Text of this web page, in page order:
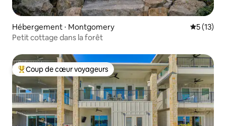
Hébergement ⋅ Montgomery
5 (13)
Petit cottage dans la forêt
Coups de cœur voyageurs les plus appréciés
Coup de cœur voyageurs